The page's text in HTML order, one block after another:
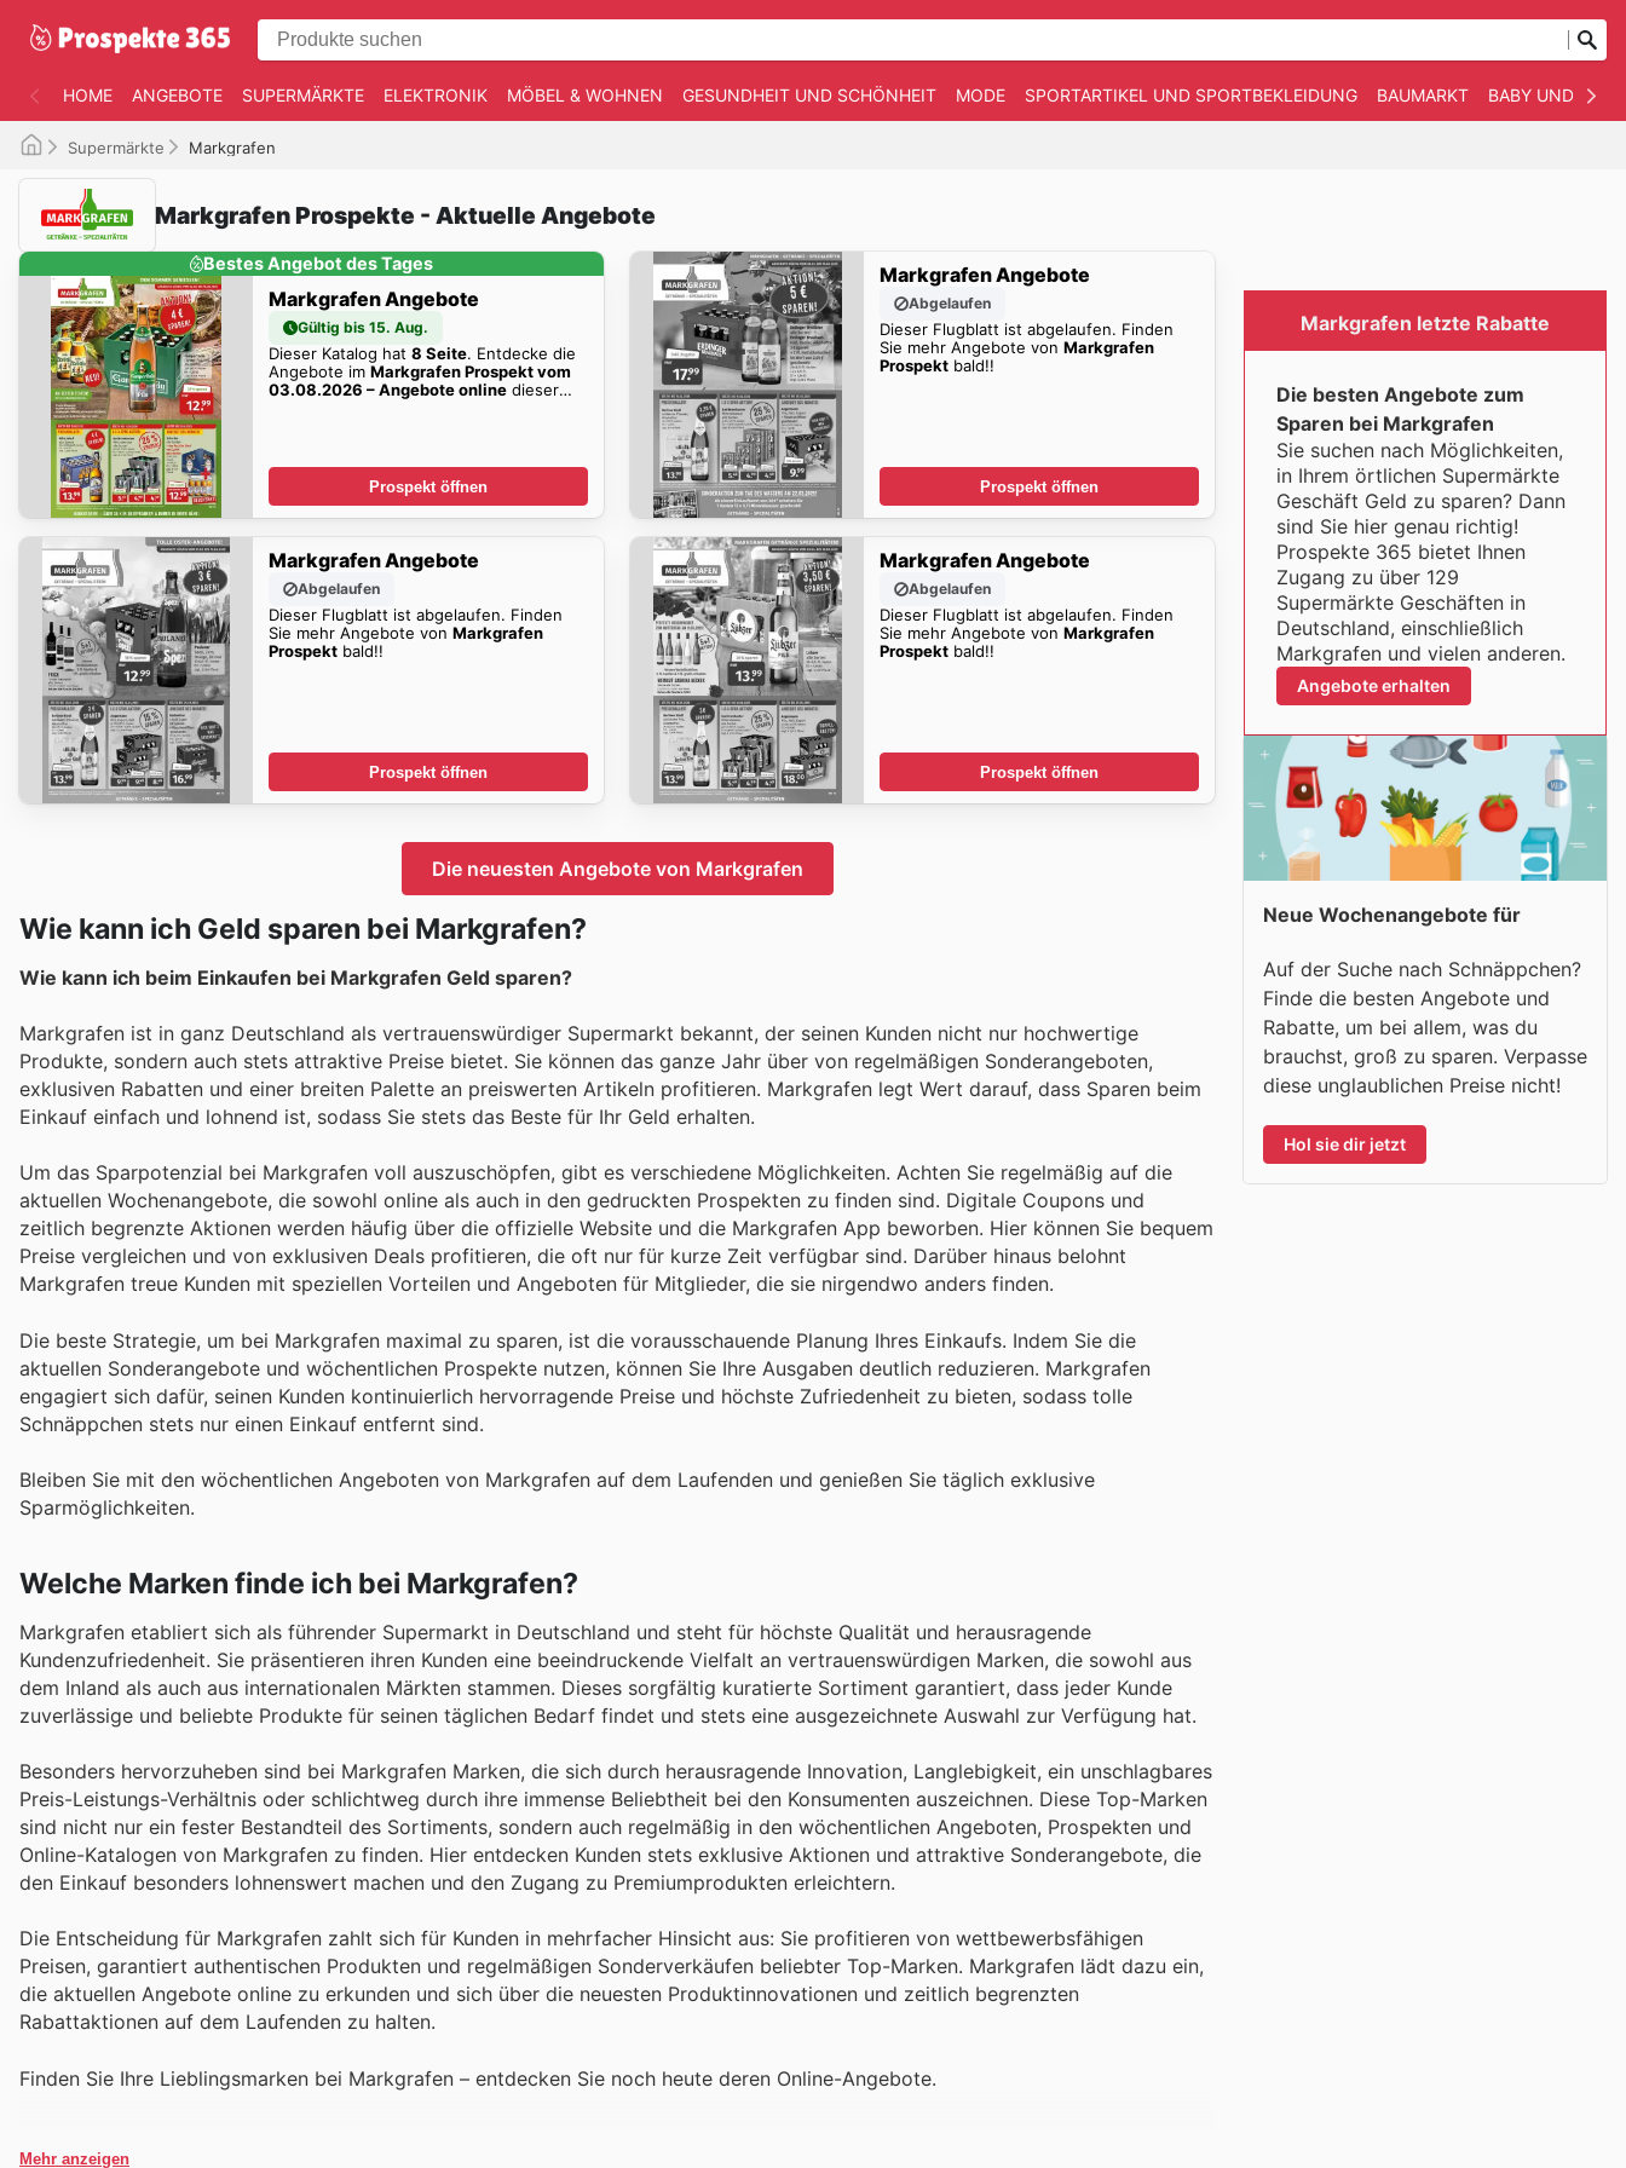
HOME ANGEBOTE SUPERMÄRKTE ELEKTRONIK MÖBEL & WOHNEN GESUNDHEIT UND SCHÖNHEIT MODE SPORTARTIKEL UND SPORTBEKLEIDUNG BAUMARKT BABY UND KIND
Supermärkte Markgrafen
Markgrafen Prospekte - Aktuelle Angebote
Bestes Angebot des Tages
Markgrafen Angebote
Gültig bis 15. Aug.
Dieser Katalog hat 8 Seite. Entdecke die
Angebote im Markgrafen Prospekt vom
03.08.2026 – Angebote onlinedieser
Prospekt öffnen
Markgrafen Angebote
Abgelaufen
Dieser Flugblatt ist abgelaufen. Finden
Sie mehr Angebote vonMarkgrafen
Prospekt bald!!
Prospekt öffnen
Markgrafen Angebote
Abgelaufen
Dieser Flugblatt ist abgelaufen. Finden
Sie mehr Angebote von Markgrafen
Prospektbald!!
Prospekt öffnen
Markgrafen Angebote
Abgelaufen
Dieser Flugblatt ist abgelaufen. Finden
Sie mehr Angebote vonMarkgrafen
Prospekt bald!!
Prospekt öffnen
Die neuesten Angebote von Markgrafen
Wie kann ich Geld sparen bei Markgrafen?
Wie kann ich beim Einkaufen bei Markgrafen Geld sparen?
Markgrafen ist in ganz Deutschland als vertrauenswürdiger Supermarkt bekannt, der seinen Kunden nicht nur hochwertige
Produkte, sondern auch stets attraktive Preise bietet. Sie können das ganze Jahr über von regelmäßigen Sonderangeboten,
exklusiven Rabatten und einer breiten Palette an preiswerten Artikeln profitieren. Markgrafen legt Wert darauf, dass Sparen beim
Einkauf einfach und lohnend ist, sodass Sie stets das Beste für Ihr Geld erhalten.
Um das Sparpotenzial bei Markgrafen voll auszuschöpfen, gibt es verschiedene Möglichkeiten. Achten Sie regelmäßig auf die
aktuellen Wochenangebote, die sowohl online als auch in den gedruckten Prospekten zu finden sind. Digitale Coupons und
zeitlich begrenzte Aktionen werden häufig über die offizielle Website und die Markgrafen App beworben. Hier können Sie bequem
Preise vergleichen und von exklusiven Deals profitieren, die oft nur für kurze Zeit verfügbar sind. Darüber hinaus belohnt
Markgrafen treue Kunden mit speziellen Vorteilen und Angeboten für Mitglieder, die sie nirgendwo anders finden.
Die beste Strategie, um bei Markgrafen maximal zu sparen, ist die vorausschauende Planung Ihres Einkaufs. Indem Sie die
aktuellen Sonderangebote und wöchentlichen Prospekte nutzen, können Sie Ihre Ausgaben deutlich reduzieren. Markgrafen
engagiert sich dafür, seinen Kunden kontinuierlich hervorragende Preise und höchste Zufriedenheit zu bieten, sodass tolle
Schnäppchen stets nur einen Einkauf entfernt sind.
Bleiben Sie mit den wöchentlichen Angeboten von Markgrafen auf dem Laufenden und genießen Sie täglich exklusive
Sparmöglichkeiten.
Welche Marken finde ich bei Markgrafen?
Markgrafen etabliert sich als führender Supermarkt in Deutschland und steht für höchste Qualität und herausragende
Kundenzufriedenheit. Sie präsentieren ihren Kunden eine beeindruckende Vielfalt an vertrauenswürdigen Marken, die sowohl aus
dem Inland als auch aus internationalen Märkten stammen. Dieses sorgfältig kuratierte Sortiment garantiert, dass jeder Kunde
zuverlässige und beliebte Produkte für seinen täglichen Bedarf findet und stets eine ausgezeichnete Auswahl zur Verfügung hat.
Besonders hervorzuheben sind bei Markgrafen Marken, die sich durch herausragende Innovation, Langlebigkeit, ein unschlagbares
Preis-Leistungs-Verhältnis oder schlichtweg durch ihre immense Beliebtheit bei den Konsumenten auszeichnen. Diese Top-Marken
sind nicht nur ein fester Bestandteil des Sortiments, sondern auch regelmäßig in den wöchentlichen Angeboten, Prospekten und
Online-Katalogen von Markgrafen zu finden. Hier entdecken Kunden stets exklusive Aktionen und attraktive Sonderangebote, die
den Einkauf besonders lohnenswert machen und den Zugang zu Premiumprodukten erleichtern.
Die Entscheidung für Markgrafen zahlt sich für Kunden in mehrfacher Hinsicht aus: Sie profitieren von wettbewerbsfähigen
Preisen, garantiert authentischen Produkten und regelmäßigen Sonderverkäufen beliebter Top-Marken. Markgrafen lädt dazu ein,
die aktuellen Angebote online zu erkunden und sich über die neuesten Produktinnovationen und zeitlich begrenzten
Rabattaktionen auf dem Laufenden zu halten.
Finden Sie Ihre Lieblingsmarken bei Markgrafen – entdecken Sie noch heute deren Online-Angebote.
Mehr anzeigen
Markgrafen letzte Rabatte
Die besten Angebote zum
Sparen bei Markgrafen
Sie suchen nach Möglichkeiten,
in Ihrem örtlichen Supermärkte
Geschäft Geld zu sparen? Dann
sind Sie hier genau richtig!
Prospekte 365 bietet Ihnen
Zugang zu über 129
Supermärkte Geschäften in
Deutschland, einschließlich
Markgrafen und vielen anderen.
Angebote erhalten
Neue Wochenangebote für
Auf der Suche nach Schnäppchen?
Finde die besten Angebote und
Rabatte, um bei allem, was du
brauchst, groß zu sparen. Verpasse
diese unglaublichen Preise nicht!
Hol sie dir jetzt